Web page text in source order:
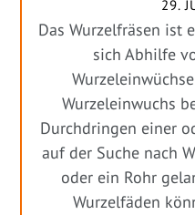
29.
Das Wurzelfräsen ist
sich Abhilfe
Wurzeleinwuchs
Durchdringen einer
auf der Suche nach
oder ein Rohr
Wurzelfäden